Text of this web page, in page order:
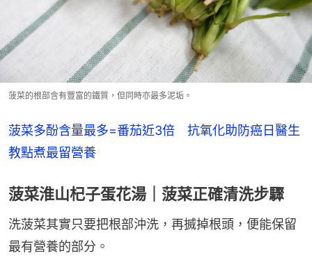
菠菜的根部含有豐富的鐵質，但同時亦最多泥垢。
菠菜多酚含量最多=番茄近3倍　抗氧化助防癌日醫生
教點煮最留營養
菠菜淮山杞子蛋花湯｜菠菜正確清洗步驟
洗菠菜其實只要把根部沖洗，再搣掉根頭，便能保留
最有營養的部分。